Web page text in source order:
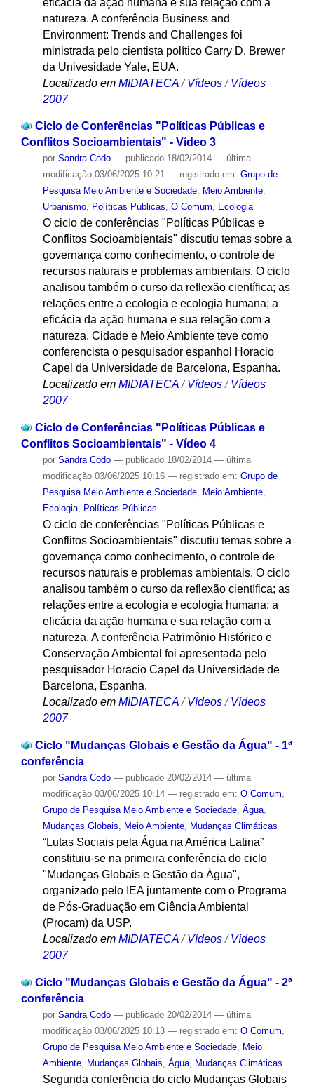
natureza. A conferência Business and
Environment: Trends and Challenges foi
ministrada pelo cientista político Garry D. Brewer
da Univesidade Yale, EUA.
Localizado em MIDIATECA /Vídeos /Vídeos
2007
Ciclo de Conferências "Políticas Públicas e
Conflitos Socioambientais" - Vídeo 3
por Sandra Codo — publicado18/02/2014 — última
modificação03/06/2025 10:21 — registrado em: Grupo de
Pesquisa Meio Ambiente e Sociedade, Meio Ambiente,
Urbanismo, Políticas Públicas, O Comum, Ecologia
O ciclo de conferências "Políticas Públicas e
Conflitos Socioambientais" discutiu temas sobre a
governança como conhecimento, o controle de
recursos naturais e problemas ambientais. O ciclo
analisou também o curso da reflexão científica; as
relações entre a ecologia e ecologia humana; a
eficácia da ação humana e sua relação com a
natureza. Cidade e Meio Ambiente teve como
conferencista o pesquisador espanhol Horacio
Capel da Universidade de Barcelona, Espanha.
Localizado em MIDIATECA / Vídeos / Vídeos
2007
Ciclo de Conferências "Políticas Públicas e
Conflitos Socioambientais" - Vídeo 4
por Sandra Codo — publicado18/02/2014 — última
modificação03/06/2025 10:16 — registrado em: Grupo de
Pesquisa Meio Ambiente e Sociedade, Meio Ambiente,
Ecologia, Políticas Públicas
O ciclo de conferências "Políticas Públicas e
Conflitos Socioambientais" discutiu temas sobre a
governança como conhecimento, o controle de
recursos naturais e problemas ambientais. O ciclo
analisou também o curso da reflexão científica; as
relações entre a ecologia e ecologia humana; a
eficácia da ação humana e sua relação com a
natureza. A conferência Patrimônio Histórico e
Conservação Ambiental foi apresentada pelo
pesquisador Horacio Capel da Universidade de
Barcelona, Espanha.
Localizado em MIDIATECA /Vídeos /Vídeos
2007
Ciclo "Mudanças Globais e Gestão da Água" - 1ª
conferência
por Sandra Codo — publicado20/02/2014 — última
modificação03/06/2025 10:14 — registrado em: O Comum
Grupo de Pesquisa Meio Ambiente e Sociedade, Água,
Mudanças Globais
Meio Ambiente, Mudanças Climáticas
“Lutas Sociais pela Água na América Latina”
constituiu-se na primeira conferência do ciclo
"Mudanças Globais e Gestão da Água",
organizado pelo IEA juntamente com o Programa
de Pós-Graduação em Ciência Ambiental
(Procam) da USP.
Localizado em MIDIATECA /Vídeos /Vídeos
2007
Ciclo "Mudanças Globais e Gestão da Água" - 2ª
conferência
por Sandra Codo — publicado20/02/2014 — última
modificação03/06/2025 10:13 — registrado em: O Comum
Grupo de Pesquisa Meio Ambiente e Sociedade, Meio
Ambiente, Mudanças Globais Água, Mudanças Climáticas
Segunda conferência do ciclo Mudanças Globais